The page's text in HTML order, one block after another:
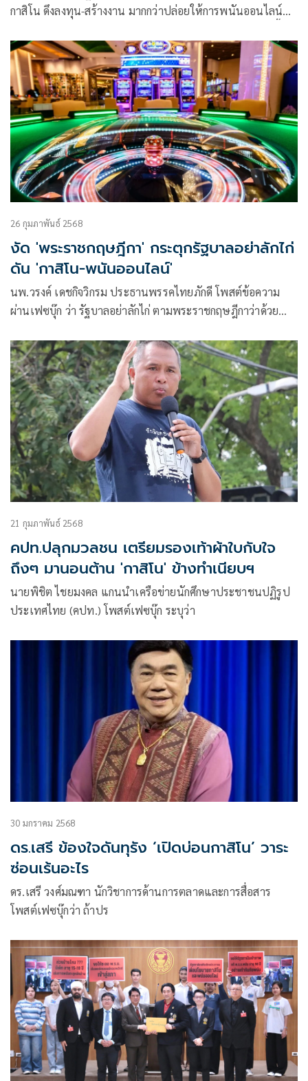
กาสิโน ดึงลงทุน-สร้างงาน มากกว่าปล่อยให้การพนันออนไลน์
มาบนดินอย่างโปร่งใส
26 กุมภาพันธ์ 2568
งัด 'พระราชกฤษฎีกา' กระตุกรัฐบาลอย่าลักไก่
ดัน 'กาสิโน-พนันออนไลน์'
นพ.วรงค์ เดชกิจวิกรม ประธานพรรคไทยภักดี โพสต์ข้อความ
ผ่านเฟซบุ๊ก ว่า รัฐบาลอย่าลักไก่ ตามพระราชกฤษฎีกาว่าด้วย
21 กุมภาพันธ์ 2568
คปท.ปลุกมวลชน เตรียมรองเท้าผ้าใบกับใจ
ถึงๆ มานอนต้าน 'กาสิโน' ข้างทำเนียบฯ
นายพิชิต ไชยมงคล แกนนำเครือข่ายนักศึกษาประชาชนปฏิรูป
ประเทศไทย (คปท.) โพสต์เฟซบุ๊ก ระบุว่า
30 มกราคม 2568
ดร.เสรี ข้องใจดันทุรัง ‘เปิดบ่อนกาสิโน’ วาระ
ซ่อนเร้นอะไร
ดร.เสรี วงศ์มณฑา นักวิชาการด้านการตลาดและการสื่อสาร
โพสต์เฟซบุ๊กว่า ถ้าปร